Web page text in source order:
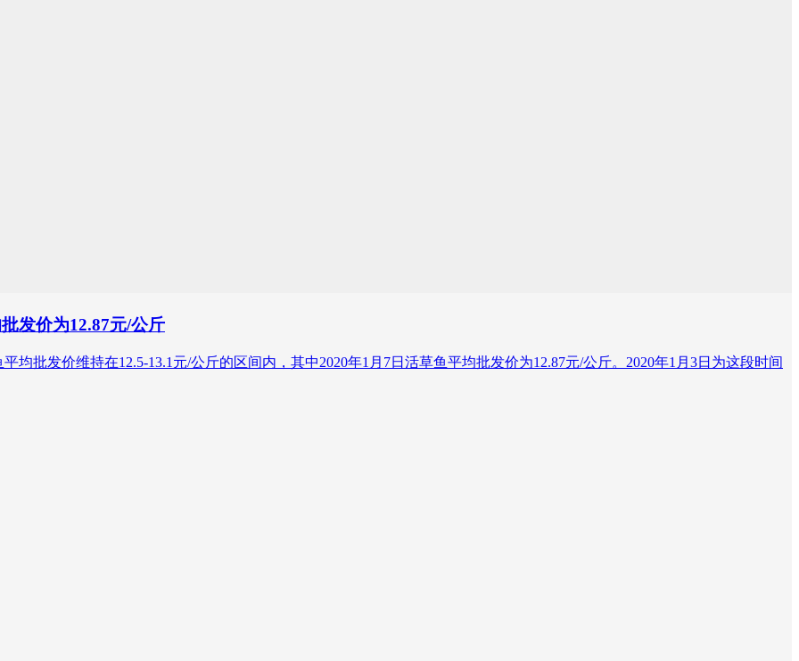
发价为12.87元/公斤
批发价维持在12.5-13.1元/公斤的区间内，其中2020年1月7日活草鱼平均批发价为12.87元/公斤。2020年1月3日为这段时间